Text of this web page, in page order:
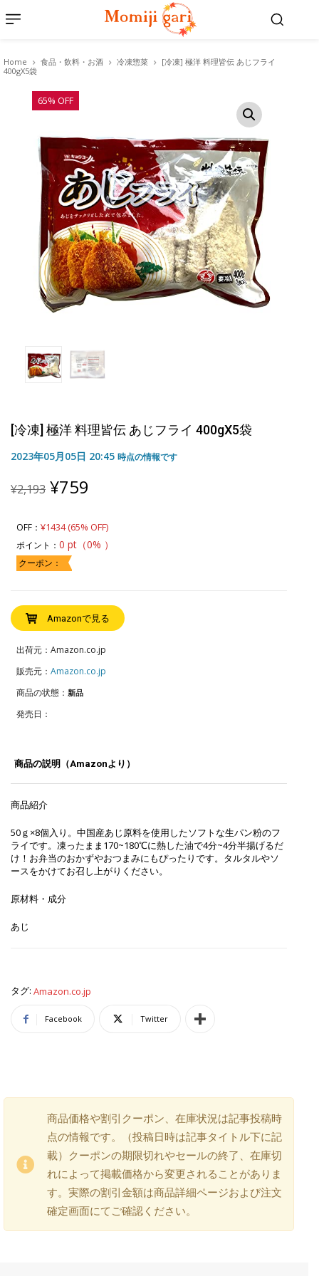
Home 食品・飲料・お酒 冷凍惣菜
[冷凍] 極洋 料理皆伝 あじフライ
400gX5袋
65% OFF
[冷凍] 極洋 料理皆伝 あじフライ 400gX5袋
2023年05月05日 20:45 時点の情報です
¥2,193 Original
price
¥2,193.
¥759
¥759.
OFF： ¥1434 (65% OFF)
ポイント： 0 pt（0% ）
クーポン：
Amazonで見る
出荷元：Amazon.co.jp
販売元： Amazon.co.jp
商品の状態： 新品
発売日：
商品の説明（Amazonより）
商品紹介
50ｇ×8個入り。中国産あじ原料を使用したソフトな生パン粉のフ
ライです。凍ったまま170~180℃に熱した油で4分~4分半揚げるだ
け！お弁当のおかずやおつまみにもぴったりです。タルタルやソ
ースをかけてお召し上がりください。
原材料・成分
あじ
タグ: Amazon.co.jp
Facebook Twitter
商品価格や割引クーポン、在庫状況は記事投稿時
点の情報です。（投稿日時は記事タイトル下に記
載）クーポンの期限切れやセールの終了、在庫切
れによって掲載価格から変更されることがありま
す。実際の割引金額は商品詳細ページおよび注文
確定画面にてご確認ください。